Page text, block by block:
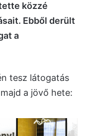
közzé
Ebből derült
a
tesz látogatás
a jövő hete: